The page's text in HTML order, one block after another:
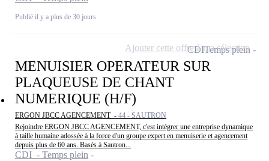
Publié il y a plus de 30 jours
MENUISIER OPERATEUR SUR
PLAQUEUSE DE CHANT
NUMERIQUE (H/F)
ERGON JBCC AGENCEMENT - 44 - SAUTRON
Rejoindre ERGON JBCC AGENCEMENT, c'est intégrer une entreprise dynamique
à taille humaine adossée à la force d'un groupe expert en menuiserie et agencement
depuis plus de 60 ans. Basés à Sautron...
CDI - Temps plein
CDITemps plein
Ajouter cette offre à ma sélection